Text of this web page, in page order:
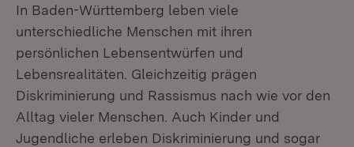
In Baden-Württemberg leben viele
unterschiedliche Menschen mit ihren
persönlichen Lebensentwürfen und
Lebensrealitäten. Gleichzeitig prägen
Diskriminierung und Rassismus nach wie vor den
Alltag vieler Menschen. Auch Kinder und
Jugendliche erleben Diskriminierung und sogar